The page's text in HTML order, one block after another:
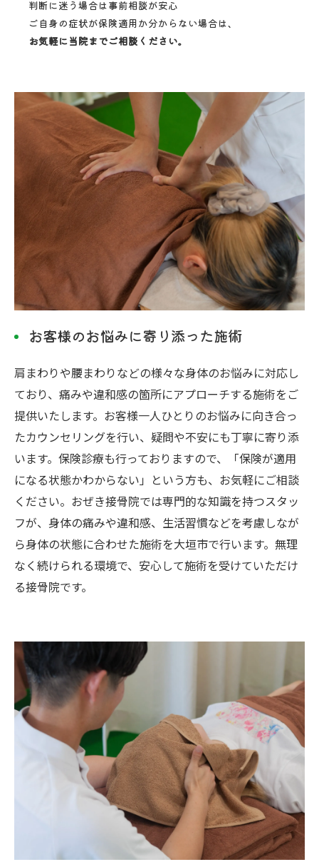
判断に迷う場合は事前相談が安心
ご自身の症状が保険適用か分からない場合は、
お気軽に当院までご相談ください。
お客様のお悩みに寄り添った施術
肩まわりや腰まわりなどの様々な身体のお悩みに対応し
ており、痛みや違和感の箇所にアプローチする施術をご
提供いたします。お客様一人ひとりのお悩みに向き合っ
たカウンセリングを行い、疑問や不安にも丁寧に寄り添
います。保険診療も行っておりますので、「保険が適用
になる状態かわからない」という方も、お気軽にご相談
ください。おぜき接骨院では専門的な知識を持つスタッ
フが、身体の痛みや違和感、生活習慣などを考慮しなが
ら身体の状態に合わせた施術を大垣市で行います。無理
なく続けられる環境で、安心して施術を受けていただけ
る接骨院です。